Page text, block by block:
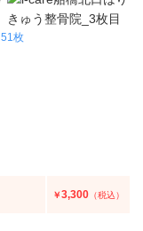
51枚
￥3,300 （税込）